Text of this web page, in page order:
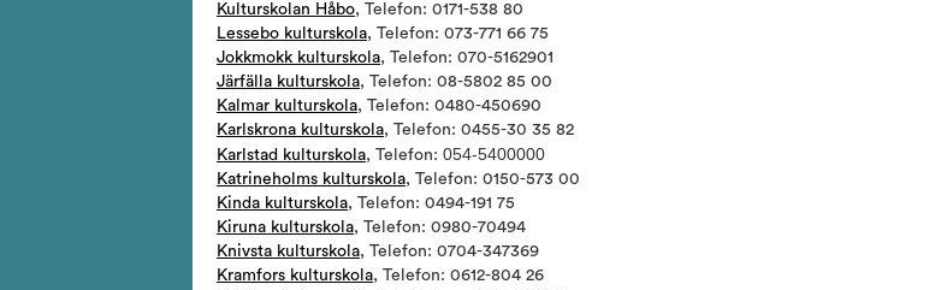
Kulturskolan Håbo, Telefon: 0171-538 80
Lessebo kulturskola, Telefon: 073-771 66 75
Jokkmokk kulturskola, Telefon: 070-5162901
Järfälla kulturskola, Telefon: 08-5802 85 00
Kalmar kulturskola, Telefon: 0480-450690
Karlskrona kulturskola, Telefon: 0455-30 35 82
Karlstad kulturskola, Telefon: 054-5400000
Katrineholms kulturskola, Telefon: 0150-573 00
Kinda kulturskola, Telefon: 0494-191 75
Kiruna kulturskola, Telefon: 0980-70494
Knivsta kulturskola, Telefon: 0704-347369
Kramfors kulturskola, Telefon: 0612-804 26